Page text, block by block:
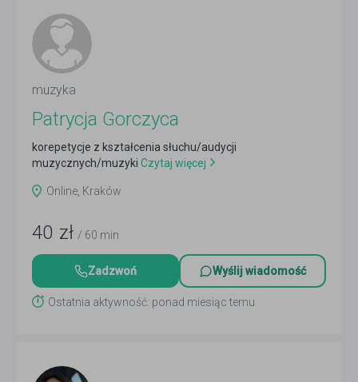
muzyka
Patrycja Gorczyca
korepetycje z kształcenia słuchu/audycji
muzycznych/muzyki Czytaj więcej
Online, Kraków
40 zł / 60 min
Zadzwoń Wyślij wiadomość
Ostatnia aktywność: ponad miesiąc temu